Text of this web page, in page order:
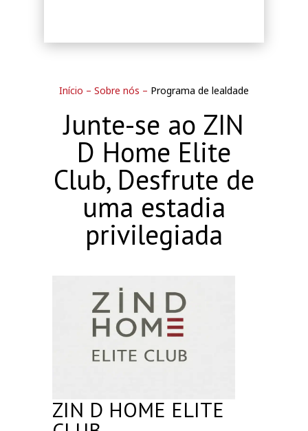
Início – Sobre nós – Programa de lealdade
Junte-se ao ZIN
D Home Elite
Club, Desfrute de
uma estadia
privilegiada
ZIN D HOME ELITE